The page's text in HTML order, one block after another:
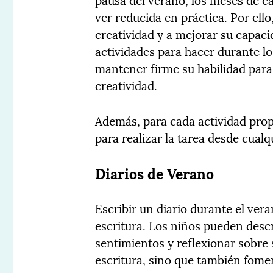
ver reducida en práctica. Por
creatividad y a mejorar su
actividades para hacer durante
mantener firme su habilidad
creatividad.
Además, para cada actividad
para realizar la tarea desde
Diarios de Verano
Escribir un diario durante el
escritura. Los niños pueden
sentimientos y reflexionar sobre
escritura, sino que también